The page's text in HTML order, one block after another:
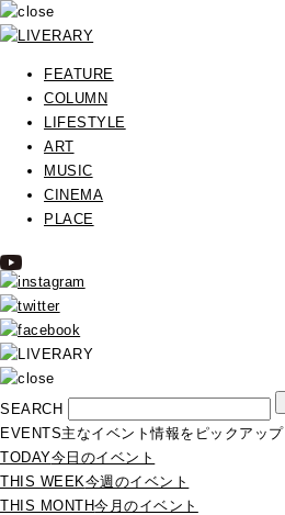
FEATURE
COLUMN
LIFESTYLE
ART
MUSIC
CINEMA
PLACE
SEARCH
EVENTS主なイベント情報をピックアップ
TODAY今日のイベント
THIS WEEK今週のイベント
THIS MONTH今月のイベント